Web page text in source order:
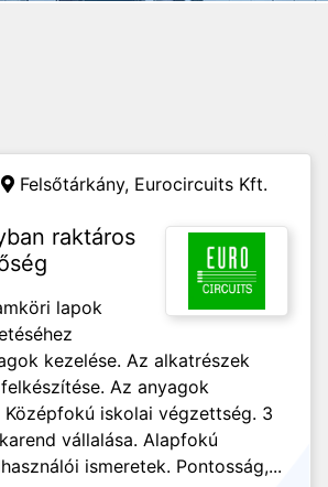
Felsőtárkány, Eurocircuits Kft.
raktáros
lapok
kezelése. Az alkatrészek
Az anyagok
Középfokú iskolai végzettség. 3
vállalása. Alapfokú
ismeretek. Pontosság,...